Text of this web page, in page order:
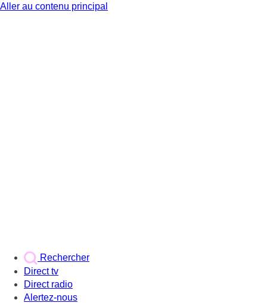
Aller au contenu principal
Rechercher
Direct tv
Direct radio
Alertez-nous